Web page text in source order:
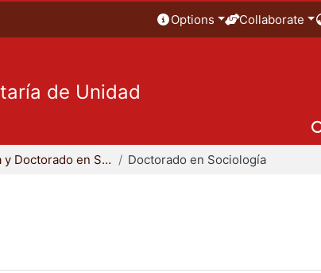
Options Collaborate
de Unidad
Maestría y Doctorado en Sociología Doctorado en Sociología